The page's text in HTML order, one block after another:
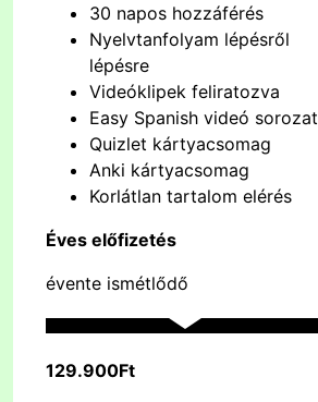
30 napos hozzáférés
Nyelvtanfolyam lépésről
lépésre
Videóklipek feliratozva
Easy Spanish videó sorozat
Quizlet kártyacsomag
Anki kártyacsomag
Korlátlan tartalom elérés
Éves előfizetés
évente ismétlődő
129.900Ft